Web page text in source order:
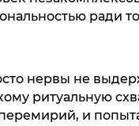
ради
нервы не
ритуальную
и